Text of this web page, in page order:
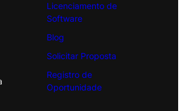
Licenciamento de
Software
Blog
Solicitar Proposta
Registro de
Oportunidade